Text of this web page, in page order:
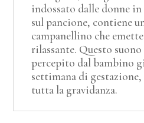
indossato dalle donne in
sul pancione, contiene
campanellino che
rilassante. Questo suono
percepito dal bambino
settimana di
tutta la gravidanza.